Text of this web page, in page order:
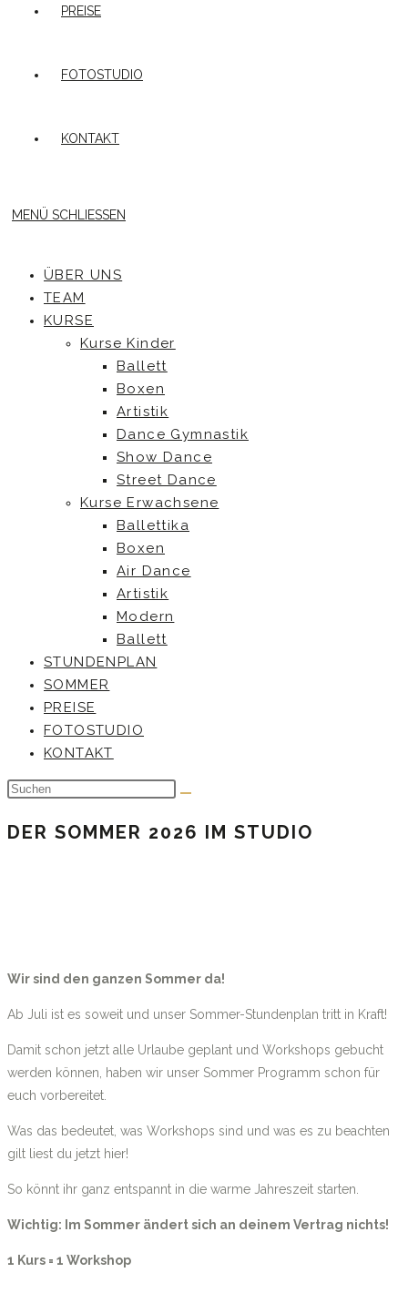
PREISE
FOTOSTUDIO
KONTAKT
MENÜ SCHLIESSEN
ÜBER UNS
TEAM
KURSE
Kurse Kinder
Ballett
Boxen
Artistik
Dance Gymnastik
Show Dance
Street Dance
Kurse Erwachsene
Ballettika
Boxen
Air Dance
Artistik
Modern
Ballett
STUNDENPLAN
SOMMER
PREISE
FOTOSTUDIO
KONTAKT
DER SOMMER 2026 IM STUDIO
Wir sind den ganzen Sommer da!
Ab Juli ist es soweit und unser Sommer-Stundenplan tritt in Kraft!
Damit schon jetzt alle Urlaube geplant und Workshops gebucht
werden können, haben wir unser Sommer Programm schon für
euch vorbereitet.
Was das bedeutet, was Workshops sind und was es zu beachten
gilt liest du jetzt hier!
So könnt ihr ganz entspannt in die warme Jahreszeit starten.
Wichtig: Im Sommer ändert sich an deinem Vertrag nichts!
1 Kurs = 1 Workshop